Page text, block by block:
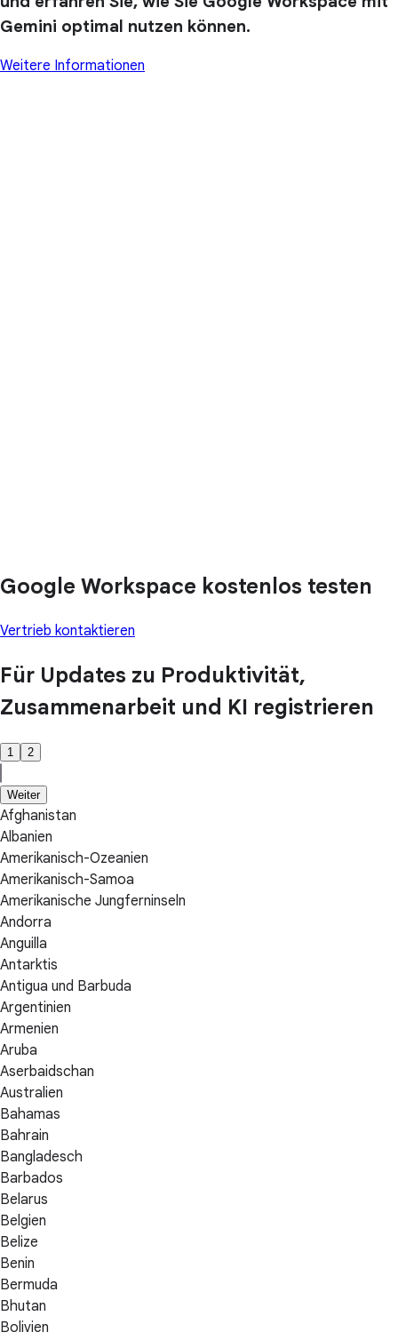
Gemini optimal nutzen können.
Weitere Informationen
Google Workspace kostenlos testen
Vertrieb kontaktieren
Für Updates zu Produktivität,
Zusammenarbeit und KI registrieren
1 2
Weiter
Afghanistan
Albanien
Amerikanisch-Ozeanien
Amerikanisch-Samoa
Amerikanische Jungferninseln
Andorra
Anguilla
Antarktis
Antigua und Barbuda
Argentinien
Armenien
Aruba
Aserbaidschan
Australien
Bahamas
Bahrain
Bangladesch
Barbados
Belarus
Belgien
Belize
Benin
Bermuda
Bhutan
Bolivien